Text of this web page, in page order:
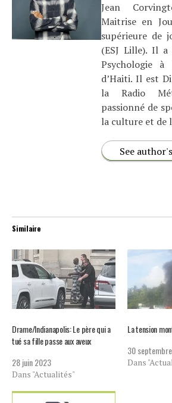
Jean
Maitrise en
supérieure de
(ESJ Lille). Il
Psychologie à
d’Haiti. Il est
la Radio
passionné de
la culture et de
See
Similaire
Drame/Indianapolis: Le père qui a
tué sa fille passe aux aveux
28 juin 2023
Dans "Actualités"
La tension
30
Dans